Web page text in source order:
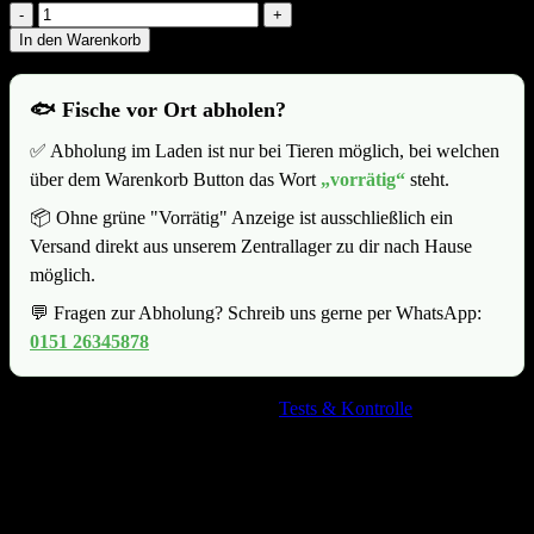
Amtra
PH
Tester
digital
Menge
In den Warenkorb
🐟 Fische vor Ort abholen?
✅ Abholung im Laden ist nur bei Tieren möglich, bei welchen
über dem Warenkorb Button das Wort „vorrätig“ steht.
📦 Ohne grüne "Vorrätig" Anzeige ist ausschließlich ein
Versand direkt aus unserem Zentrallager zu dir nach Hause
möglich.
💬 Fragen zur Abholung? Schreib uns gerne per WhatsApp:
0151 26345878
Tests & Kontrolle